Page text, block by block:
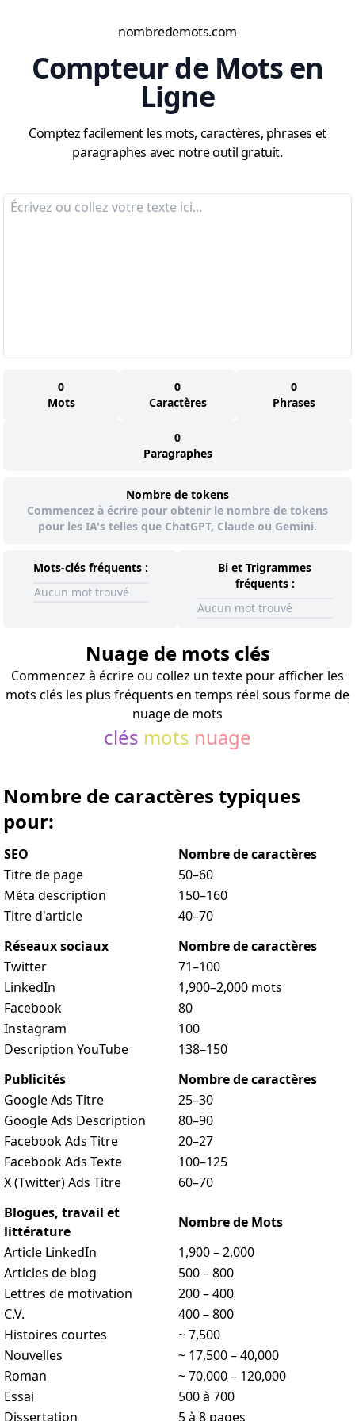
nombredemots.com
Compteur de Mots en
Ligne
Comptez facilement les mots, caractères, phrases et
paragraphes avec notre outil gratuit.
0
Mots
0
Caractères
0
Phrases
0
Paragraphes
Nombre de tokens
Commencez à écrire pour obtenir le nombre de tokens
pour les IA's telles que ChatGPT, Claude ou Gemini.
Mots-clés fréquents :
Aucun mot trouvé
Bi et Trigrammes
fréquents :
Aucun mot trouvé
Nuage de mots clés
Commencez à écrire ou collez un texte pour afficher les
mots clés les plus fréquents en temps réel sous forme de
nuage de mots
clés mots nuage
Nombre de caractères typiques
pour:
SEO
Nombre de caractères
Titre de page
50–60
Méta description
150–160
Titre d'article
40–70
Réseaux sociaux
Nombre de caractères
Twitter
71–100
LinkedIn
1,900–2,000 mots
Facebook
80
Instagram
100
Description YouTube
138–150
Publicités
Nombre de caractères
Google Ads Titre
25–30
Google Ads Description
80–90
Facebook Ads Titre
20–27
Facebook Ads Texte
100–125
X (Twitter) Ads Titre
60–70
Blogues, travail et
littérature
Nombre de Mots
Article LinkedIn
1,900 – 2,000
Articles de blog
500 – 800
Lettres de motivation
200 – 400
C.V.
400 – 800
Histoires courtes
~ 7,500
Nouvelles
~ 17,500 – 40,000
Roman
~ 70,000 – 120,000
Essai
500 à 700
Dissertation
5 à 8 pages